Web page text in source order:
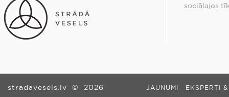
sociālajos
stradavesels.lv © 2026 JAUNUMI EKSPERTI